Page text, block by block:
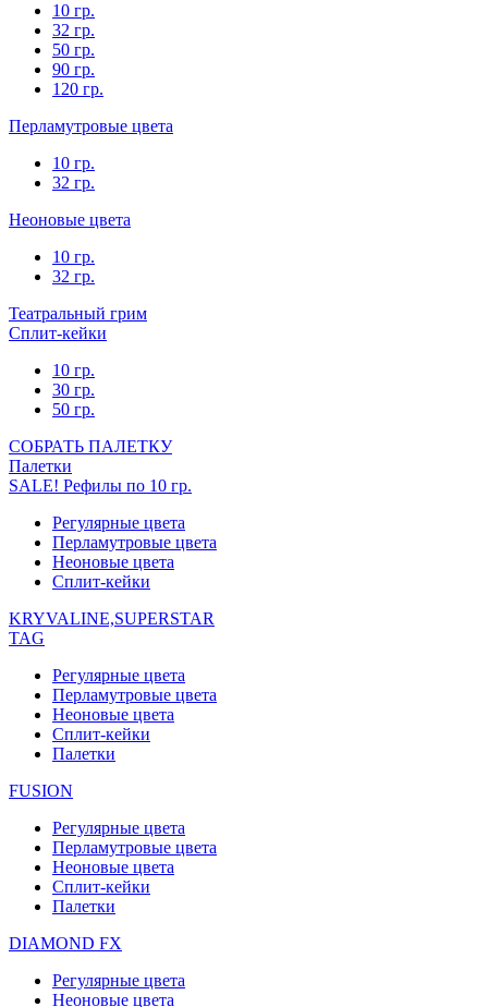
10 гр.
32 гр.
50 гр.
90 гр.
120 гр.
Перламутровые цвета
10 гр.
32 гр.
Неоновые цвета
10 гр.
32 гр.
Театральный грим
Сплит-кейки
10 гр.
30 гр.
50 гр.
СОБРАТЬ ПАЛЕТКУ
Палетки
SALE! Рефилы по 10 гр.
Регулярные цвета
Перламутровые цвета
Неоновые цвета
Сплит-кейки
KRYVALINE,SUPERSTAR
TAG
Регулярные цвета
Перламутровые цвета
Неоновые цвета
Сплит-кейки
Палетки
FUSION
Регулярные цвета
Перламутровые цвета
Неоновые цвета
Сплит-кейки
Палетки
DIAMOND FX
Регулярные цвета
Неоновые цвета